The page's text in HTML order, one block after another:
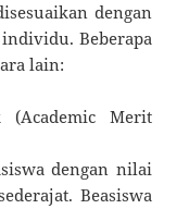
dengan
Beberapa
lain:
(Academic Merit
dengan nilai
Beasiswa